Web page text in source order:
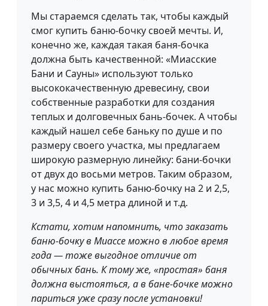
Мы стараемся сделать так, чтобы каждый
смог купить баню-бочку своей мечты. И,
конечно же, каждая такая баня-бочка
должна быть качественной: «Миасские
Бани и Сауны» используют только
высококачественную древесину, свои
собственные разработки для создания
теплых и долговечных бань-бочек. А чтобы
каждый нашел себе баньку по душе и по
размеру своего участка, мы предлагаем
широкую размерную линейку: бани-бочки
от двух до восьми метров. Таким образом,
у нас можно купить баню-бочку на 2 и 2,5,
3 и 3,5, 4 и 4,5 метра длиной и т.д.
Кстати, хотим напомнить, что заказать
баню-бочку в Миассе можно в любое время
года — тоже выгодное отличие от
обычных бань. К тому же, «простая» баня
должна выстояться, а в бане-бочке можно
париться уже сразу после установки!